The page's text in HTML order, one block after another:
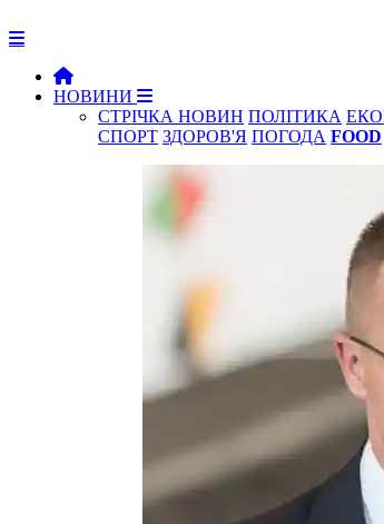
НОВИНИ
СТРІЧКА НОВИН ПОЛІТИКА
СПОРТ ЗДОРОВ'Я ПОГОДА FOOD